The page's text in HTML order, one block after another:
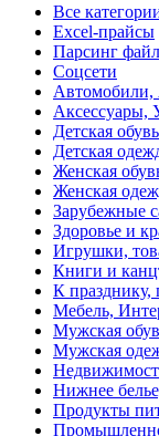
Все
Excel-прайсы
Парсинг
Соцсети
Автомобили,
Аксессуары,
Детская обувь
Детская
Женская
Женская
Зарубежные
Здоровье и
Игрушки,
Книги и
К празднику,
Мебель,
Мужская
Мужская
Нижнее
Продукты